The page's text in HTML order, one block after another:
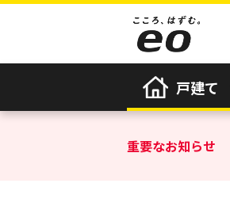
戸建て
重要なお知らせ